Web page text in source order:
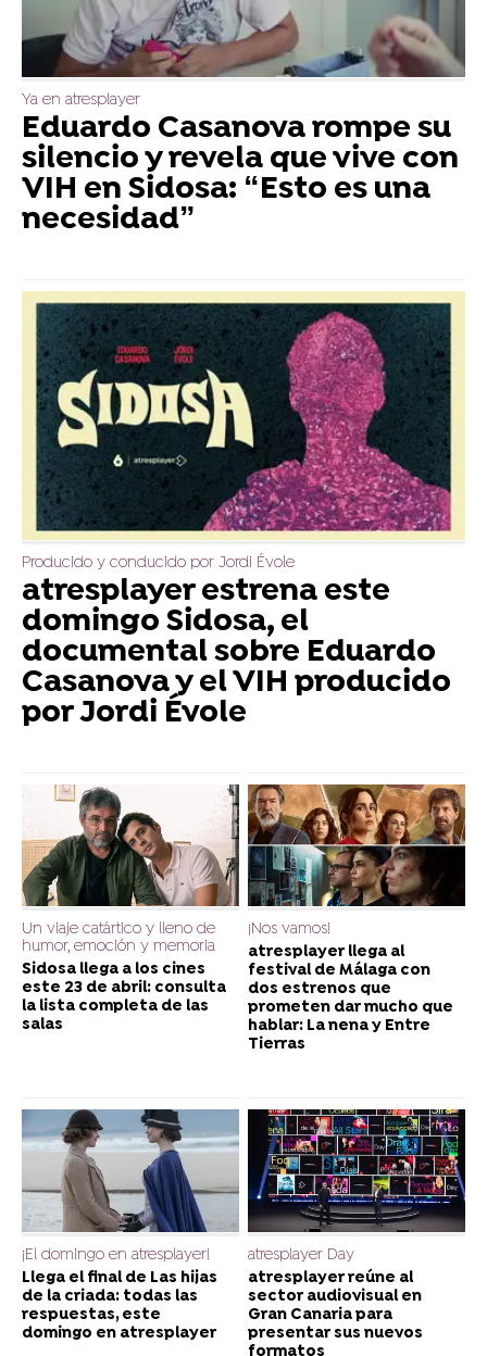
Ya en atresplayer
Eduardo Casanova rompe su
silencio y revela que vive con
VIH en Sidosa: “Esto es una
necesidad”
Producido y conducido por Jordi Évole
atresplayer estrena este
domingo Sidosa, el
documental sobre Eduardo
Casanova y el VIH producido
por Jordi Évole
Un viaje catártico y lleno de
humor, emoción y memoria
Sidosa llega a los cines
este 23 de abril: consulta
la lista completa de las
salas
¡Nos vamos!
atresplayer llega al
festival de Málaga con
dos estrenos que
prometen dar mucho que
hablar: La nena y Entre
Tierras
¡El domingo en atresplayer!
Llega el final de Las hijas
de la criada: todas las
respuestas, este
domingo en atresplayer
atresplayer Day
atresplayer reúne al
sector audiovisual en
Gran Canaria para
presentar sus nuevos
formatos